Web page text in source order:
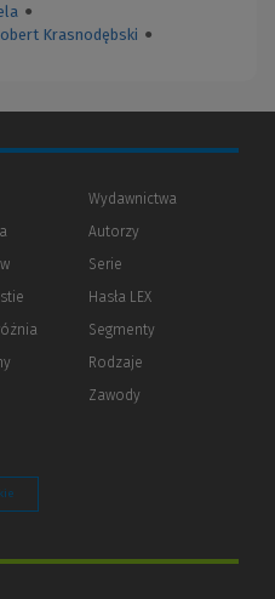
●
Krasnodębski ●
(Nowe
(Link
innej
strony)
Wydawnictwa
Autorzy
Serie
Hasła LEX
Segmenty
Rodzaje
Zawody